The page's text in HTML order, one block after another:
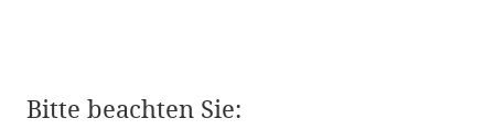
Bitte beachten Sie: